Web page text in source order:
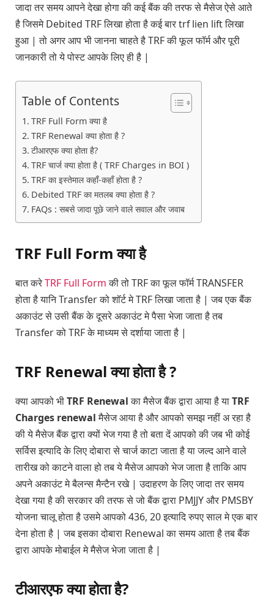
जादा तर समय आपने देखा होगा की कई बैंक की तरफ से मैसेज ऐसे आते
है जिसमे Debited TRF लिखा होता है कई बार trf lien lift लिखा
हुआ | तो अगर आप भी जानना चाहते है TRF की फूल फॉर्म और पूरी
जानकारी तो ये पोस्ट आपके लिए ही है |
Table of Contents
TRF Full Form क्या है
TRF Renewal क्या होता है ?
टीआरएफ क्या होता है?
TRF चार्ज क्या होता है ( TRF Charges in BOI )
TRF का इस्तेमाल कहाँ-कहाँ होता है ?
Debited TRF का मतलब क्या होता है ?
FAQs : सबसे जादा पूछे जाने वाले सवाल और जवाब
TRF Full Form क्या है
बात करेTRF Full Formकी तो TRF का फूल फॉर्म TRANSFER
होता है यानि Transfer को शॉर्ट मे TRF लिखा जाता है | जब एक बैंक
अकाउंट से उसी बैंक के दूसरे अकाउंट मे पैसा भेजा जाता है तब
Transfer को TRF के माध्यम से दर्शाया जाता है |
TRF Renewal क्या होता है ?
क्या आपको भीTRF Renewalका मैसेज बैंक द्वारा आया है याTRF
Charges renewalमैसेज आया है और आपको समझ नहीं अ रहा है
की ये मैसेज बैंक द्वारा क्यों भेज गया है तो बता दें आपको की जब भी कोई
सर्विस इत्यादि के लिए दोबारा से चार्ज काटा जाता है या जल्द आने वाले
तारीख को काटने वाला हो तब ये मैसेज आपको भेज जाता है ताकि आप
अपने अकाउंट मे बैलन्स मैन्टैन रखे | उदाहरण के लिए जादा तर समय
देखा गया है की सरकार की तरफ से जो बैंक द्वारा PMJJY और PMSBY
योजना चालू होता है उसमे आपको 436, 20 इत्यादि रुपए साल मे एक बार
देना होता है | जब इसका दोबारा Renewal का समय आता है तब बैंक
द्वारा आपके मोबाईल मे मैसेज भेजा जाता है |
टीआरएफ क्या होता है?